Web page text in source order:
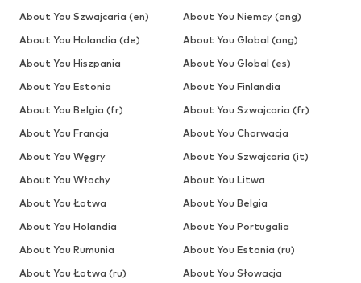
About You Szwajcaria (en)
About You Niemcy (ang)
About You Holandia (de)
About You Global (ang)
About You Hiszpania
About You Global (es)
About You Estonia
About You Finlandia
About You Belgia (fr)
About You Szwajcaria (fr)
About You Francja
About You Chorwacja
About You Węgry
About You Szwajcaria (it)
About You Włochy
About You Litwa
About You Łotwa
About You Belgia
About You Holandia
About You Portugalia
About You Rumunia
About You Estonia (ru)
About You Łotwa (ru)
About You Słowacja